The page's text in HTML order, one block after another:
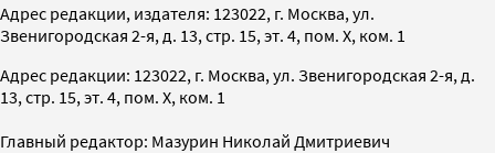
Адрес редакции, издателя: 123022, г. Москва, ул.
Звенигородская 2-я, д. 13, стр. 15, эт. 4, пом. X, ком. 1
Адрес редакции: 123022, г. Москва, ул. Звенигородская 2-я, д.
13, стр. 15, эт. 4, пом. X, ком. 1
Главный редактор: Мазурин Николай Дмитриевич